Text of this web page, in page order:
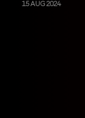
15 AUG 2024